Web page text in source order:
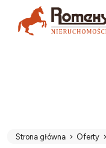
Strona główna Oferty